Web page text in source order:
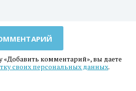
комментарий», вы даете
своих персональных данных.